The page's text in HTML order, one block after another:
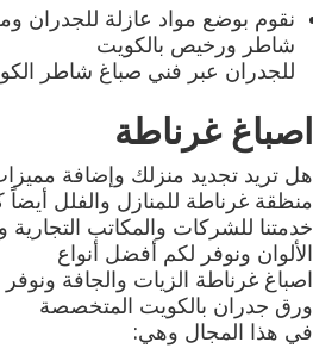
نقوم بوضع مواد عازلة للجدران
شاطر ورخيص بالكويت
للجدران عبر فني صباغ شاطر
اصباغ غرناطة
هل تريد تجديد منزلك وإضافة
منظقة غرناطة للمنازل والفلل أيضاً
خدمتنا للشركات والمكاتب التجارية
الألوان ونوفر لكم أفضل أنواع
اصباغ غرناطة الزيات والجافة
ورق جدران بالكويت المتخصصة
في هذا المجال وهي: